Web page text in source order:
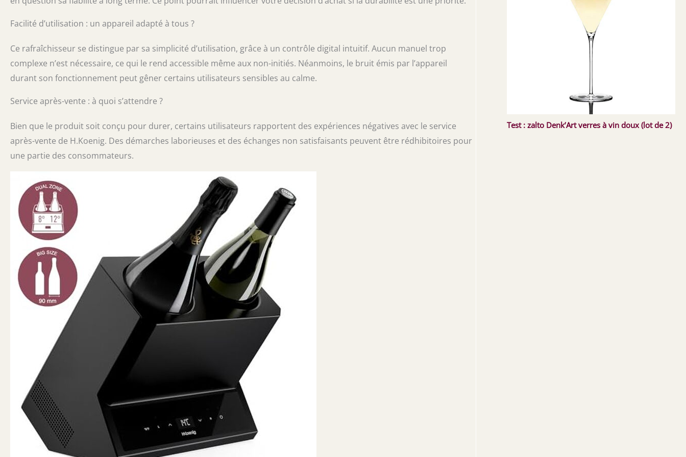
Facilité d’utilisation : un appareil adapté à tous ?
Ce rafraîchisseur se distingue par sa simplicité d’utilisation, grâce à un contrôle digital intuitif. Aucun manuel trop
complexe n’est nécessaire, ce qui le rend accessible même aux non-initiés. Néanmoins, le bruit émis par l’appareil
durant son fonctionnement peut gêner certains utilisateurs sensibles au calme.
Service après-vente : à quoi s’attendre ?
Bien que le produit soit conçu pour durer, certains utilisateurs rapportent des expériences négatives avec le service
après-vente de H.Koenig. Des démarches laborieuses et des échanges non satisfaisants peuvent être rédhibitoires pour
une partie des consommateurs.
Test : zalto Denk’Art verres à vin doux (lot de 2)